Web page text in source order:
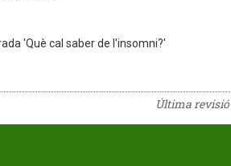
'Què cal saber de l'insomni?'
Última revisió